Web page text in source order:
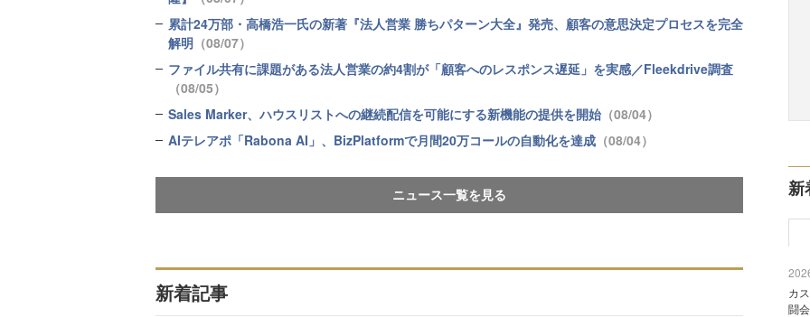
累計24万部・高橋浩一氏の新著『法人営業 勝ちパターン大全』発売、顧客の意思決定プロセスを完全
解明 （08/07）
ファイル共有に課題がある法人営業の約4割が「顧客へのレスポンス遅延」を実感／Fleekdrive調査
（08/05）
Sales Marker、ハウスリストへの継続配信を可能にする新機能の提供を開始 （08/04）
AIテレアポ「Rabona AI」、BizPlatformで月間20万コールの自動化を達成 （08/04）
ニュース一覧を見る
新着記事
新
カ
闘